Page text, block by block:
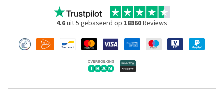
4.6uit 5 gebaseerd op 18860Reviews